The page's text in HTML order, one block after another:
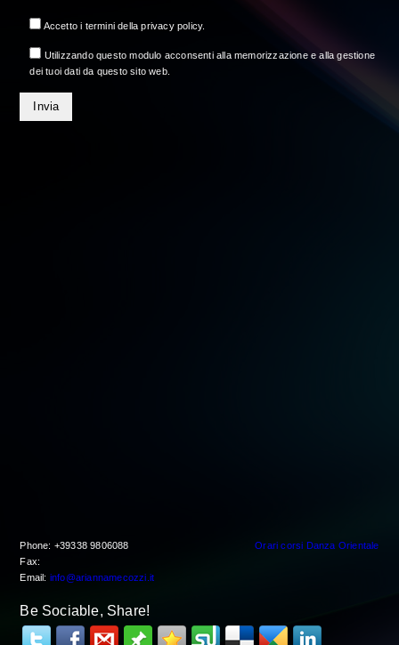
Accetto i termini della privacy policy.
Utilizzando questo modulo acconsenti alla memorizzazione e alla gestione
dei tuoi dati da questo sito web.
Orari corsi Danza Orientale
Phone: +39338 9806088
Fax:
Email: info@ariannamecozzi.it
Be Sociable, Share!